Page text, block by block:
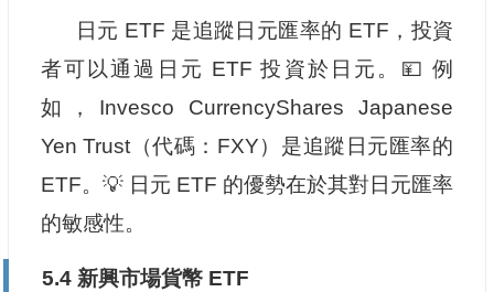
日元 ETF 是追蹤日元匯率的 ETF，投資
者可以通過日元 ETF 投資於日元。💴 例
如，Invesco CurrencyShares Japanese
Yen Trust（代碼：FXY）是追蹤日元匯率的
ETF。💡 日元 ETF 的優勢在於其對日元匯率
的敏感性。
5.4 新興市場貨幣 ETF